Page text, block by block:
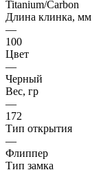
Titanium/Carbon
Длина клинка, мм
—
100
Цвет
—
Черный
Вес, гр
—
172
Тип открытия
—
Флиппер
Тип замка